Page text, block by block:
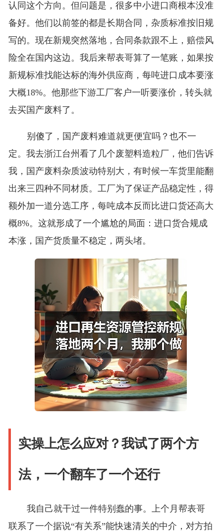
认同这个方向。但问题是，很多中小进口商根本没准
备好。他们以前签的都是长期合同，杂质标准按旧规
写的。现在新规突然落地，合同条款跟不上，赔偿风
险全在国内这边。我后来帮表哥算了一笔账，如果按
新规标准找能达标的海外供应商，每吨进口成本要涨
大概18%。他那些下游工厂客户一听要涨价，转头就
去买国产废料了。
别傻了，国产废料难道就更便宜吗？也不一
定。我去浙江台州看了几个废塑料造粒厂，他们告诉
我，国产废料杂质波动特别大，有时候一车货里能翻
出来三四种不同材质。工厂为了保证产品稳定性，得
额外加一道分选工序，每吨成本反而比进口货还高大
概8%。这就形成了一个尴尬的局面：进口货合规成
本涨，国产货质量不稳定，两头堵。
实操上怎么应对？我试了两个方
法，一个翻车了一个还行
我自己就干过一件特别蠢的事。上个月帮表哥
联系了一个据说“有关系”能快速清关的中介，对方拍